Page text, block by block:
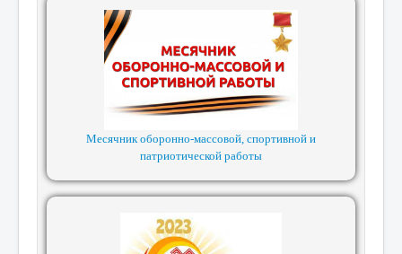
Месячник оборонно-массовой, спортивной и
патриотической работы